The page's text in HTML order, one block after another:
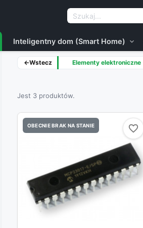
Inteligentny dom (Smart Home) expand_more
←Wstecz Elementy elektroniczne
Jest 3 produktów.
OBECNIE BRAK NA STANIE favorite_border
favorite_border